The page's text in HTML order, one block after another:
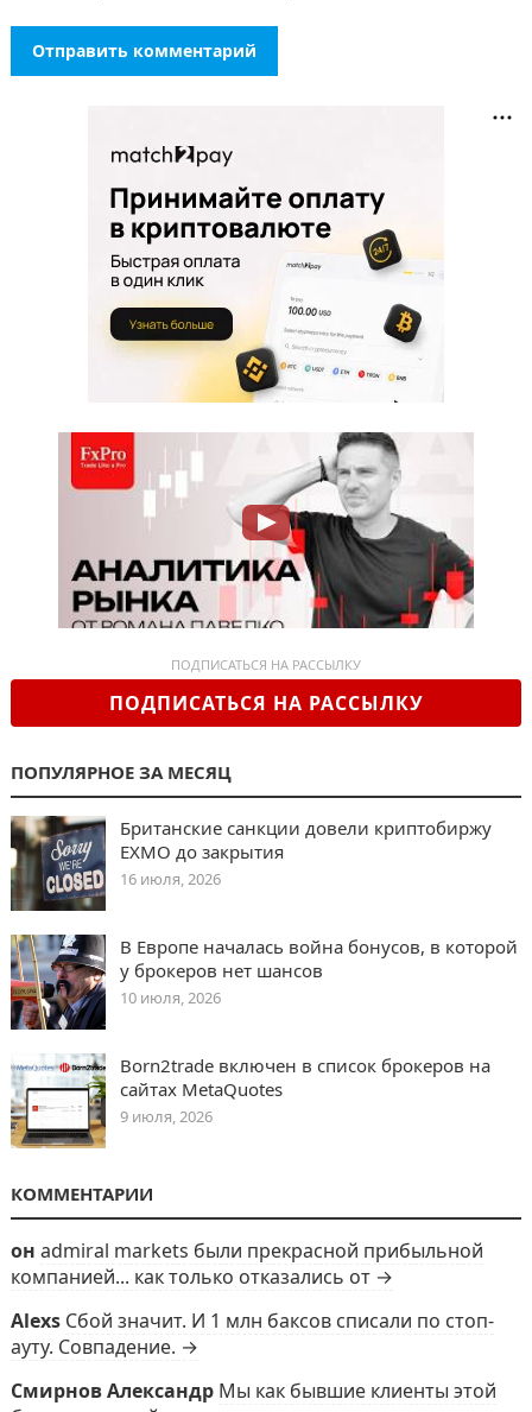
ПОДПИСАТЬСЯ НА РАССЫЛКУ
ПОДПИСАТЬСЯ НА РАССЫЛКУ
ПОПУЛЯРНОЕ ЗА МЕСЯЦ
Британские санкции довели криптобиржу
EXMO до закрытия
16 июля, 2026
В Европе началась война бонусов, в которой
у брокеров нет шансов
10 июля, 2026
Born2trade включен в список брокеров на
сайтах MetaQuotes
9 июля, 2026
КОММЕНТАРИИ
он admiral markets были прекрасной прибыльной
компанией... как только отказались от →
Alexs Сбой значит. И 1 млн баксов списали по стоп-
ауту. Совпадение. →
Смирнов Александр Мы как бывшие клиенты этой